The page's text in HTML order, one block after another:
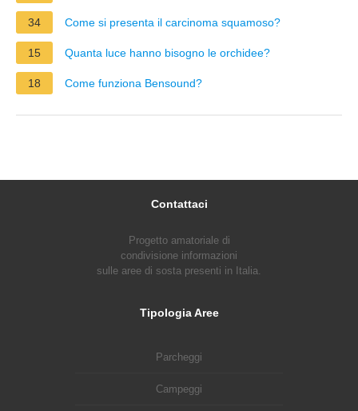
34 Come si presenta il carcinoma squamoso?
15 Quanta luce hanno bisogno le orchidee?
18 Come funziona Bensound?
Contattaci
Progetto amatoriale di
condivisione informazioni
sulle aree di sosta presenti in Italia.
Tipologia Aree
Parcheggi
Campeggi